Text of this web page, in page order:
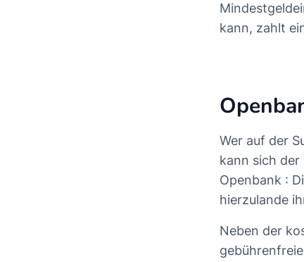
kann, zahlt
Wer auf der
kann sich
Openbank :
hierzulande
Neben der